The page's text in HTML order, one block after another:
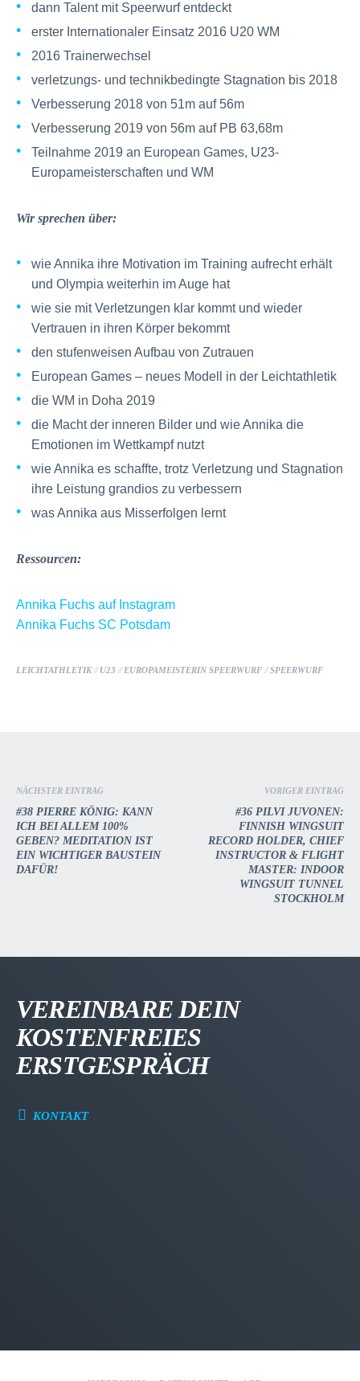
dann Talent mit Speerwurf entdeckt
erster Internationaler Einsatz 2016 U20 WM
2016 Trainerwechsel
verletzungs- und technikbedingte Stagnation bis 2018
Verbesserung 2018 von 51m auf 56m
Verbesserung 2019 von 56m auf PB 63,68m
Teilnahme 2019 an European Games, U23-
Europameisterschaften und WM
Wir sprechen über:
wie Annika ihre Motivation im Training aufrecht erhält
und Olympia weiterhin im Auge hat
wie sie mit Verletzungen klar kommt und wieder
Vertrauen in ihren Körper bekommt
den stufenweisen Aufbau von Zutrauen
European Games – neues Modell in der Leichtathletik
die WM in Doha 2019
die Macht der inneren Bilder und wie Annika die
Emotionen im Wettkampf nutzt
wie Annika es schaffte, trotz Verletzung und Stagnation
ihre Leistung grandios zu verbessern
was Annika aus Misserfolgen lernt
Ressourcen:
Annika Fuchs auf Instagram
Annika Fuchs SC Potsdam
LEICHTATHLETIK // U23 // EUROPAMEISTERIN SPEERWURF // SPEERWURF
NÄCHSTER EINTRAG
#38 PIERRE KÖNIG: KANN
ICH BEI ALLEM 100%
GEBEN? MEDITATION IST
EIN WICHTIGER BAUSTEIN
DAFÜR!
VORIGER EINTRAG
#36 PILVI JUVONEN:
FINNISH WINGSUIT
RECORD HOLDER, CHIEF
INSTRUCTOR & FLIGHT
MASTER: INDOOR
WINGSUIT TUNNEL
STOCKHOLM
VEREINBARE DEIN
KOSTENFREIES
ERSTGESPRÄCH
KONTAKT